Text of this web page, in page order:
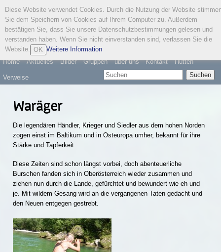
Österreichischer
Wandervogel
Home Aktuelles Bilder Gruppen über uns Kontakt Hütten
Verweise Suchen
Waräger
Die legendären Händler, Krieger und Siedler aus dem hohen Norden
zogen einst im Baltikum und in Osteuropa umher, bekannt für ihre
Stärke und Tapferkeit.
Diese Zeiten sind schon längst vorbei, doch abenteuerliche
Burschen fanden sich in Oberösterreich wieder zusammen und
ziehen nun durch die Lande, gefürchtet und bewundert wie eh und
je. Mit wildem Gesang wird an die vergangenen Taten gedacht und
den Neuen entgegen gestrebt.
Diese Website verwendet Cookies. Durch die Nutzung der Website
Sie dem Speichern von Cookies auf Ihrem Computer zu. Außerdem
bestätigen Sie, dass Sie unsere Datenschutzbestimmungen gelesen und
verstanden haben. Wenn Sie nicht einverstanden sind, verlassen Sie die
Website. OK Weitere Information